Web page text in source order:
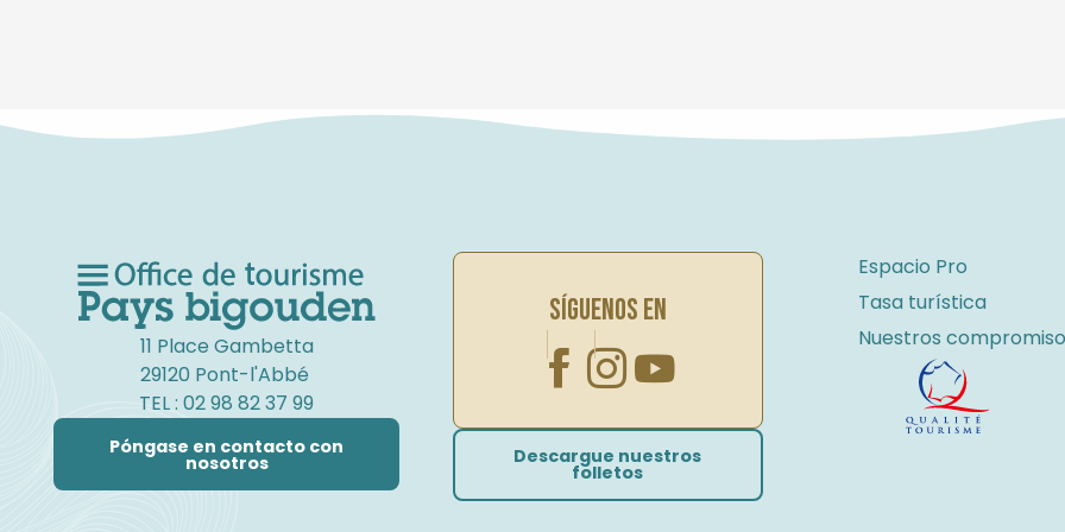
11 Place Gambetta
29120 Pont-l'Abbé
TEL : 02 98 82 37 99
Póngase en contacto con
nosotros
SÍGUENOS EN
Descargue nuestros
folletos
Espacio Pro
Tasa turística
Nuestros